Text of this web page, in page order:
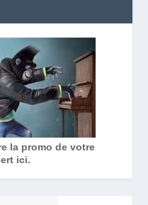
la promo de votre
ici.